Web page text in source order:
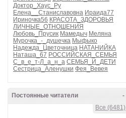
Доктор_Хаус_Ру
Елена__Станиславовна Ираида77
Ириночка56 КРАСОТА_ЗДОРОВЬЯ
ЛИЧНЫЕ_ОТНОШЕНИЯ
Любовь_Прусик Мамедыч Меляна
Мурочка_-_душечка Мыфыко
Надежда_Цветочница НАТАНИЙКА
Наташа_67 РОССИЙСКАЯ_СЕМЬЯ
С_в_е_т-Л_а_н_а СЕМЬЯ_И_ДЕТИ
Сестрица_Аленушки Фея_Вевея
-
Постоянные читатели
Все (6481)